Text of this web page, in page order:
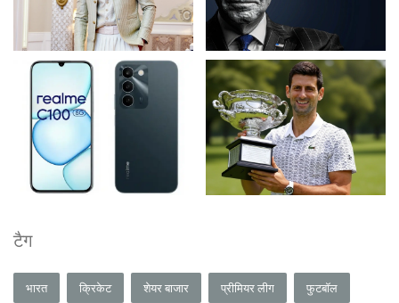
टैग
भारत क्रिकेट शेयर बाजार प्रीमियर लीग फुटबॉल